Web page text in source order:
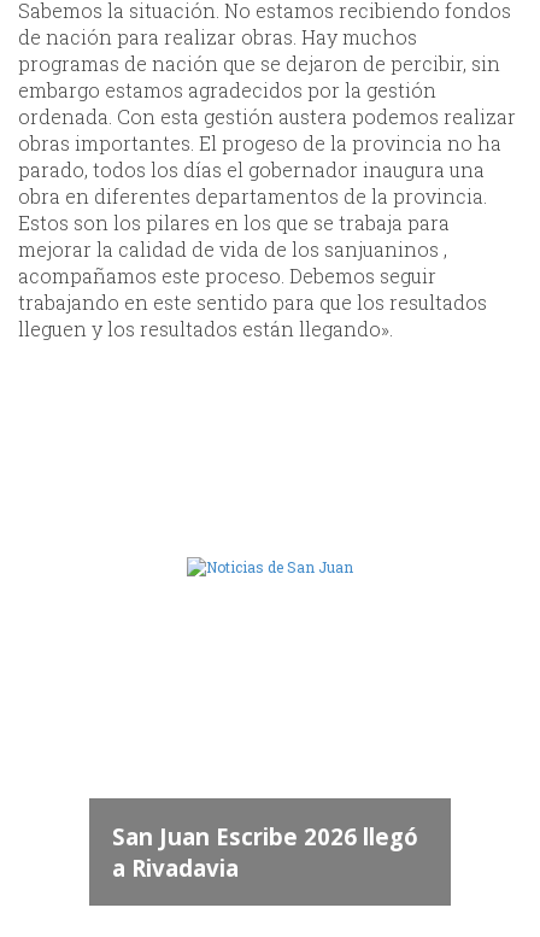
Sabemos la situación. No estamos recibiendo fondos
de nación para realizar obras. Hay muchos
programas de nación que se dejaron de percibir, sin
embargo estamos agradecidos por la gestión
ordenada. Con esta gestión austera podemos realizar
obras importantes. El progeso de la provincia no ha
parado, todos los días el gobernador inaugura una
obra en diferentes departamentos de la provincia.
Estos son los pilares en los que se trabaja para
mejorar la calidad de vida de los sanjuaninos ,
acompañamos este proceso. Debemos seguir
trabajando en este sentido para que los resultados
lleguen y los resultados están llegando».
San Juan Escribe 2026 llegó
a Rivadavia